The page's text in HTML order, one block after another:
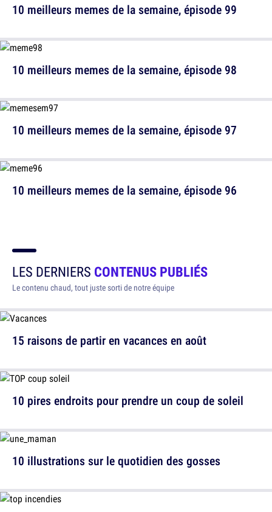
10 meilleurs memes de la semaine, épisode 98
10 meilleurs memes de la semaine, épisode 96
10 meilleurs memes de la semaine, épisode 99
10 meilleurs memes de la semaine, épisode 97
LES DERNIERS CONTENUS PUBLIÉS
Le contenu chaud, tout juste sorti de notre équipe
15 raisons de partir en vacances en août
10 illustrations sur le quotidien des gosses
10 pires endroits pour prendre un coup de soleil